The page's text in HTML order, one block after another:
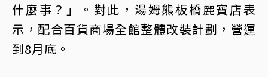
什麼事？」。對此，湯姆熊板橋麗寶店表
示，配合百貨商場全館整體改裝計劃，營運
到8月底。